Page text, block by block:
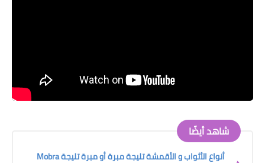
شاهد أيضًا
أنواع الأثواب و الأقمشة تليجة مبرة أو مبرة تليجة Mobra